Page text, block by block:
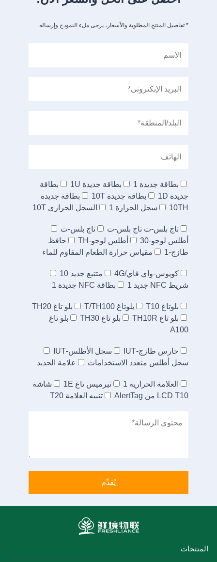
* تفاصيل المنتج المطلوبة والأسعار، يرجى ملء النموذج وإرساله
بطاقة جديدة 1 بطاقة جديدة 1U
بطاقة
جديدة 1D
بطاقة جديدة 10T
بطاقة جديدة
10TH
سجل الحرارة 1 السجل الحراري 10T
تاج بلس-ت تاج بلس-ت
تاج بلس-ث
أطلس لوجو-30
أطلس لوجو-TH
حافظ
طازج-1
مقياس حرارة الطعام المقاوم للماء
كويوس-واي فاي/4G
متتبع جديد 10
شريط NFC جديد 1
بطاقة NFC جديدة 1
بلوتاغ T10 بلوتاغ T/TH100
بلو تاغ TH20
بلو تاغ TH10R
بلو تاغ TH30
بلو تاغ
A100
حارس طازج-IUT
سجل الأطلس-IUT
سجل أطلس متعدد الاستخدامات
علامة الحديد
العلامة الحرارية 1 ثيرميس تاغ 1E
شاشة
LCD T10 من AlertTag
تنبيه العلامة T20
المنتجات